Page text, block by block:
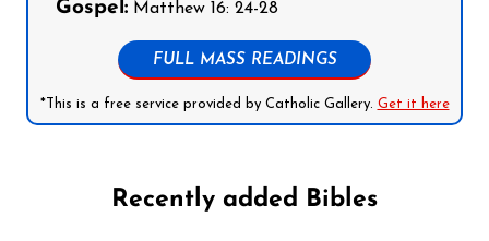
Gospel: Matthew 16: 24-28
FULL MASS READINGS
*This is a free service provided by Catholic Gallery. Get it here
Recently added Bibles